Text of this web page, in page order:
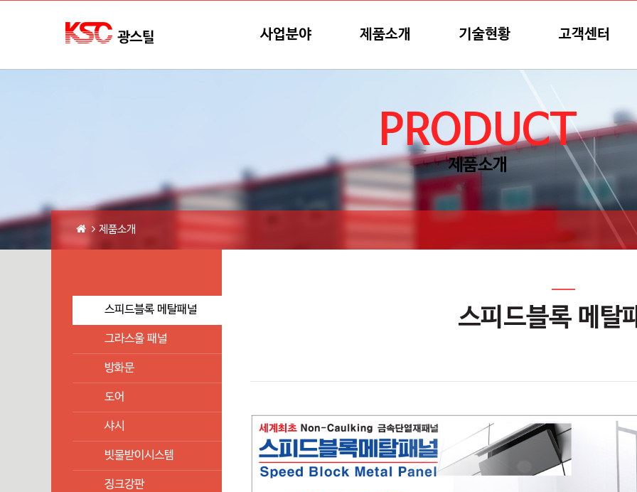
사업분야 제품소개 기술현황 고객센터
PRODUCT
제품소개
스피드블록 메탈패널
그라스울 패널
방화문
도어
샤시
빗물받이시스템
징크강판
제품소개
스피드블록 메탈